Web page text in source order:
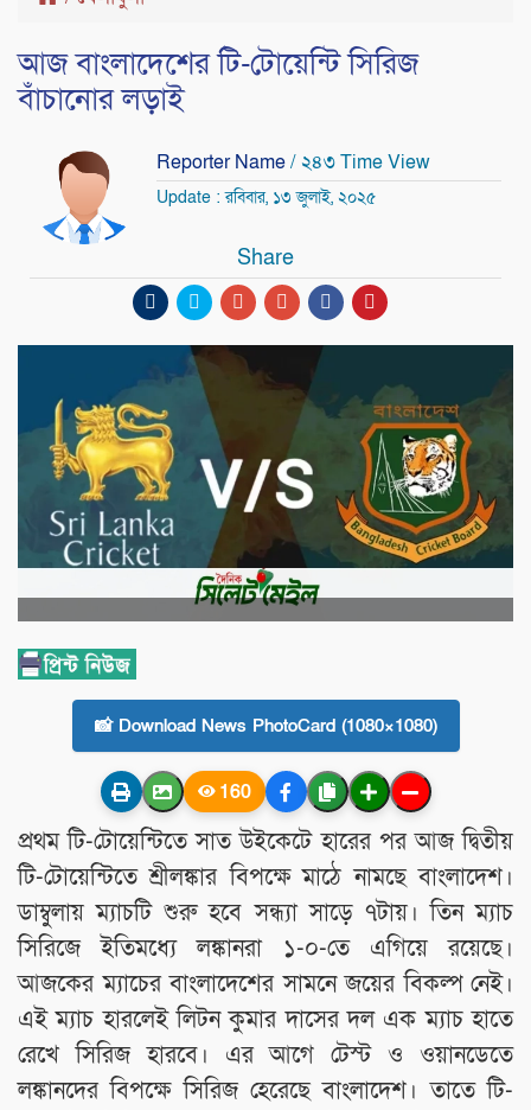
আজ বাংলাদেশের টি-টোয়েন্টি সিরিজ
বাঁচানোর লড়াই
Reporter Name/ ২৪৩ Time View
Update : রবিবার, ১৩ জুলাই, ২০২৫
Share
📸 Download News PhotoCard (1080×1080)
160
প্রথম টি-টোয়েন্টিতে সাত উইকেটে হারের পর আজ দ্বিতীয়
টি-টোয়েন্টিতে শ্রীলঙ্কার বিপক্ষে মাঠে নামছে বাংলাদেশ।
ডাম্বুলায় ম্যাচটি শুরু হবে সন্ধ্যা সাড়ে ৭টায়। তিন ম্যাচ
সিরিজে ইতিমধ্যে লঙ্কানরা ১-০-তে এগিয়ে রয়েছে।
আজকের ম্যাচের বাংলাদেশের সামনে জয়ের বিকল্প নেই।
এই ম্যাচ হারলেই লিটন কুমার দাসের দল এক ম্যাচ হাতে
রেখে সিরিজ হারবে। এর আগে টেস্ট ও ওয়ানডেতে
লঙ্কানদের বিপক্ষে সিরিজ হেরেছে বাংলাদেশ। তাতে টি-